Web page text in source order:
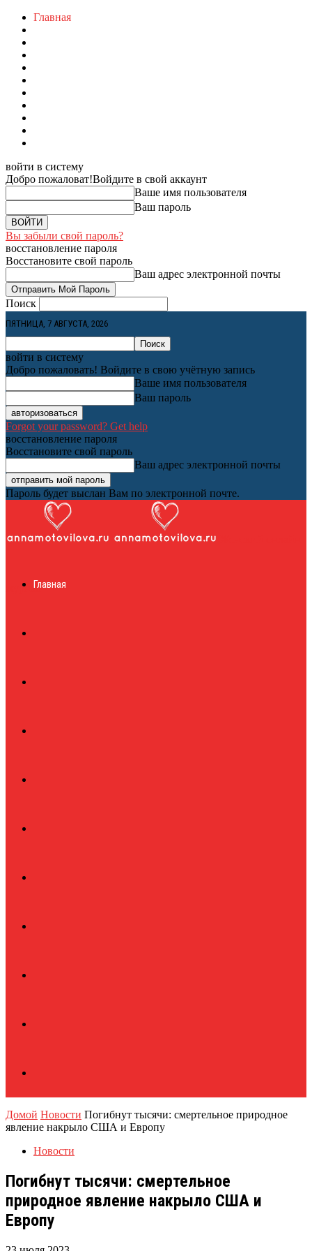
Главная
войти в систему
Добро пожаловат!Войдите в свой аккаунт
Ваше имя пользователя
Ваш пароль
Вы забыли свой пароль?
восстановление пароля
Восстановите свой пароль
Ваш адрес электронной почты
Поиск
ПЯТНИЦА, 7 АВГУСТА, 2026
войти в систему
Добро пожаловать! Войдите в свою учётную запись
Ваше имя пользователя
Ваш пароль
Forgot your password? Get help
восстановление пароля
Восстановите свой пароль
Ваш адрес электронной почты
Пароль будет выслан Вам по электронной почте.
журналГлавная
Домой Новости Погибнут тысячи: смертельное природное
явление накрыло США и Европу
Новости
Погибнут тысячи: смертельное
природное явление накрыло США и
Европу